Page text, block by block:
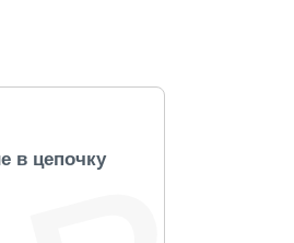
в цепочку